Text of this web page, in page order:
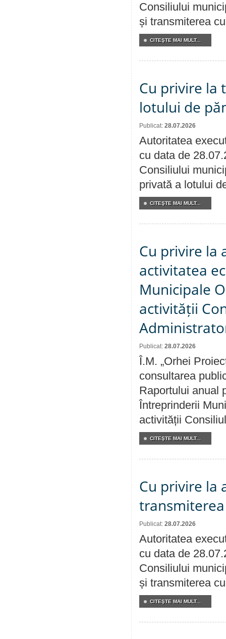
Consiliului
și transmiterea
CITEŞTE MAI MULT...
Cu privire la
lotului de
Publicat: 28.07.2026
Autoritatea
cu data de
Consiliului
privată a lotului
CITEŞTE MAI MULT...
Cu privire la
activitatea
Municipale
activității
Publicat: 28.07.2026
Î.M. „Orhei
consultarea
Raportului anual
Întreprinderii
activității
CITEŞTE MAI MULT...
Cu privire la
Publicat: 28.07.2026
Autoritatea
cu data de
Consiliului
și transmiterea
CITEŞTE MAI MULT...